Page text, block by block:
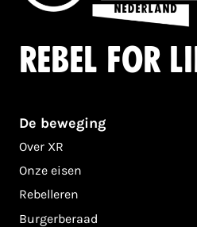
Rebel for
De beweging
Over XR
Onze eisen
Rebelleren
Burgerberaad